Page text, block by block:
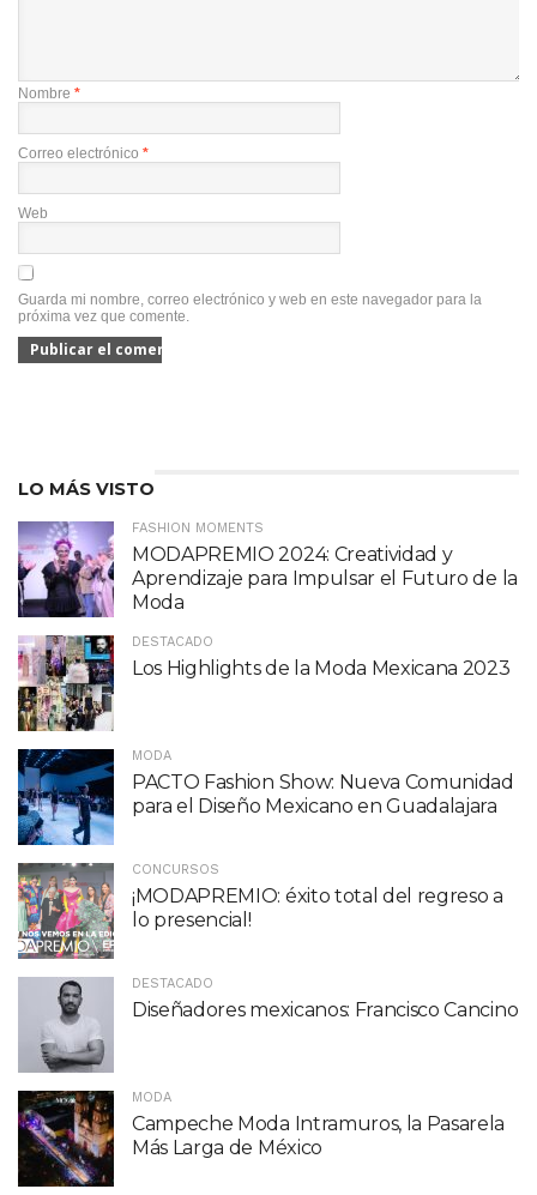
Nombre *
Correo electrónico *
Web
Guarda mi nombre, correo electrónico y web en este navegador para la
próxima vez que comente.
LO MÁS VISTO
FASHION MOMENTS
MODAPREMIO 2024: Creatividad y
Aprendizaje para Impulsar el Futuro de la
Moda
DESTACADO
Los Highlights de la Moda Mexicana 2023
MODA
PACTO Fashion Show: Nueva Comunidad
para el Diseño Mexicano en Guadalajara
CONCURSOS
¡MODAPREMIO: éxito total del regreso a
lo presencial!
DESTACADO
Diseñadores mexicanos: Francisco Cancino
MODA
Campeche Moda Intramuros, la Pasarela
Más Larga de México